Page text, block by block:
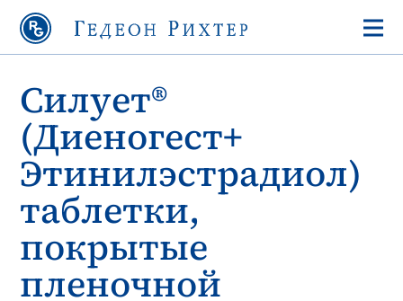
Силует®
(Диеногест+
Этинилэстрадиол)
таблетки,
покрытые
пленочной